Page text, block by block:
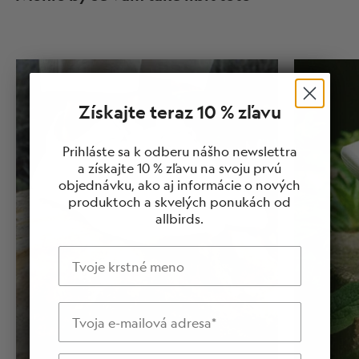
Získajte teraz 10 % zľavu
Prihláste sa k odberu nášho newslettra
a získajte 10 % zľavu na svoju prvú
objednávku, ako aj informácie o nových
produktoch a skvelých ponukách od
allbirds.